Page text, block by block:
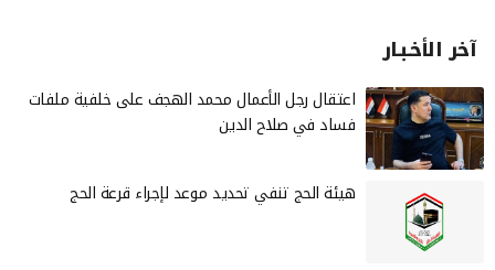
آخر الأخـبـار
‏اعتقال رجل الأعمال محمد الهجف على خلفية ملفات
فساد في صلاح الدين
هيئة الحج تنفي تحديد موعد لإجراء قرعة الحج